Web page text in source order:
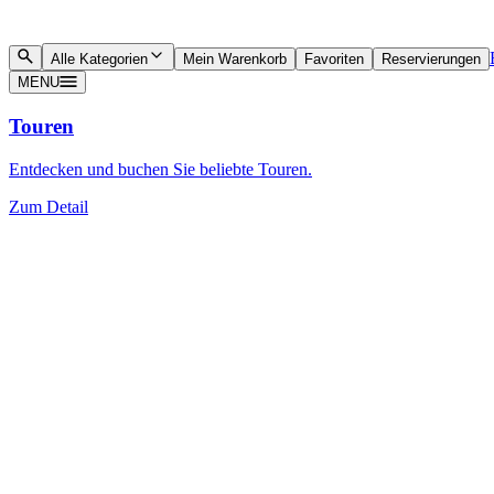
Alle Kategorien Mein Warenkorb Favoriten Reservierungen
MENU
Touren
Entdecken und buchen Sie beliebte Touren.
Zum Detail